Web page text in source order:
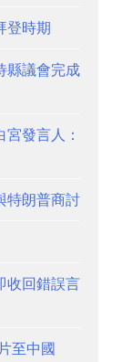
登時期
縣議會完成
發言人：
特朗普商討
收回錯誤言
至中國